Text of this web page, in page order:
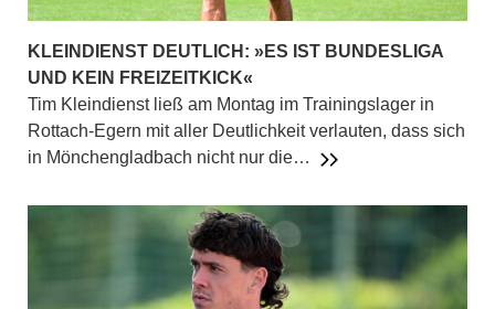
KLEINDIENST DEUTLICH: »ES IST BUNDESLIGA
UND KEIN FREIZEITKICK«
Tim Kleindienst ließ am Montag im Trainingslager in
Rottach-Egern mit aller Deutlichkeit verlauten, dass sich
in Mönchengladbach nicht nur die…